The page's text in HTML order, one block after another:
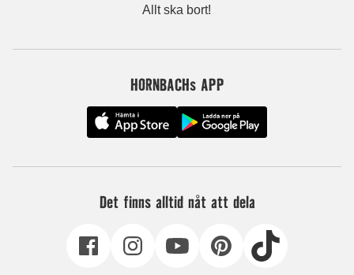
Allt ska bort!
HORNBACHs APP
Det finns alltid nåt att dela